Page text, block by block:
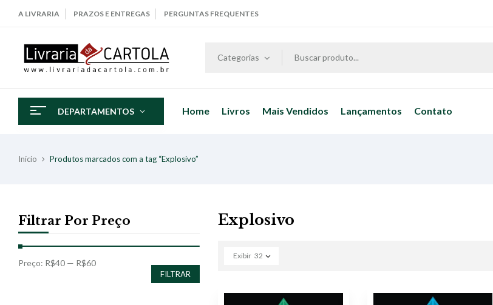
A LIVRARIA PRAZOS E ENTREGAS PERGUNTAS FREQUENTES
Categorias
DEPARTAMENTOS Home Livros Mais Vendidos Lançamentos Contato
Início Produtos marcados com a tag “Explosivo”
Filtrar Por Preço
FILTRAR
Preço: R$40 — R$60
Explosivo
Exibir 32